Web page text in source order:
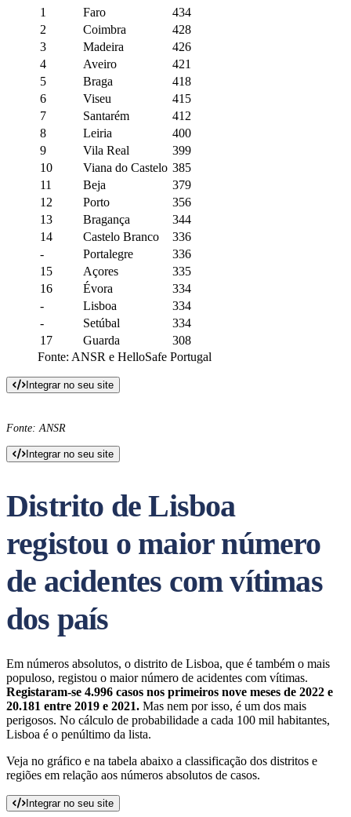
1
Faro
434
2
Coimbra
428
3
Madeira
426
4
Aveiro
421
5
Braga
418
6
Viseu
415
7
Santarém
412
8
Leiria
400
9
Vila Real
399
10
Viana do Castelo 385
11
Beja
379
12
Porto
356
13
Bragança
344
14
Castelo Branco
336
-
Portalegre
336
15
Açores
335
16
Évora
334
-
Lisboa
334
-
Setúbal
334
17
Guarda
308
Fonte: ANSR e HelloSafe Portugal
Integrar no seu site
Fonte: ANSR
Integrar no seu site
Distrito de Lisboa
registou o maior número
de acidentes com vítimas
dos país
Em números absolutos, o distrito de Lisboa, que é também o mais
populoso, registou o maior número de acidentes com vítimas.
Registaram-se 4.996 casos nos primeiros nove meses de 2022 e
20.181 entre 2019 e 2021. Mas nem por isso, é um dos mais
perigosos. No cálculo de probabilidade a cada 100 mil habitantes,
Lisboa é o penúltimo da lista.
Veja no gráfico e na tabela abaixo a classificação dos distritos e
regiões em relação aos números absolutos de casos.
Integrar no seu site